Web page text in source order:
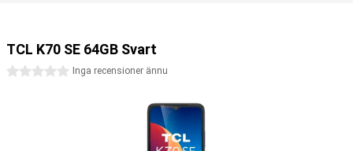
TCL K70 SE 64GB Svart
0 stjärnorInga recensioner ännu